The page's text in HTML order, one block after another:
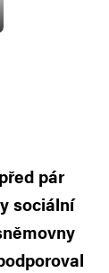
pár
sociální